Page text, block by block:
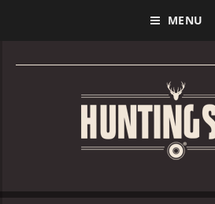
MENU